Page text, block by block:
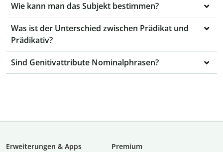
Wie kann man das Subjekt bestimmen?
Was ist der Unterschied zwischen Prädikat und
Prädikativ?
Sind Genitivattribute Nominalphrasen?
Erweiterungen & Apps
Premium